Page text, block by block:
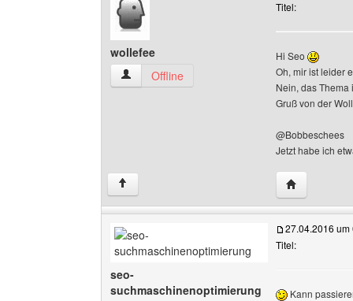
wollefee
wollefee Benutzer-Profile anzeigen
Offline
Titel:
Hi Seo
Oh, mir ist leider
Nein, das Thema
Gruß von der
@Bobbeschees
Jetzt habe ich
↑ Website
seo-
suchmaschinenoptimierung
27.04.2016 um
Titel:
Kann